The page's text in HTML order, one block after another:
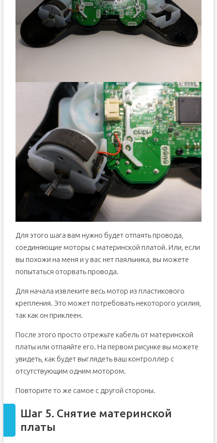
Для этого шага вам нужно будет отпаять провода,
соединяющие моторы с материнской платой. Или, если
вы похожи на меня и у вас нет паяльника, вы можете
попытаться оторвать провода.
Для начала извлеките весь мотор из пластикового
крепления. Это может потребовать некоторого усилия,
так как он приклеен.
После этого просто отрежьте кабель от материнской
платы или отпаяйте его. На первом рисунке вы можете
увидеть, как будет выглядеть ваш контроллер с
отсутствующим одним мотором.
Повторите то же самое с другой стороны.
Шаг 5. Снятие материнской
платы